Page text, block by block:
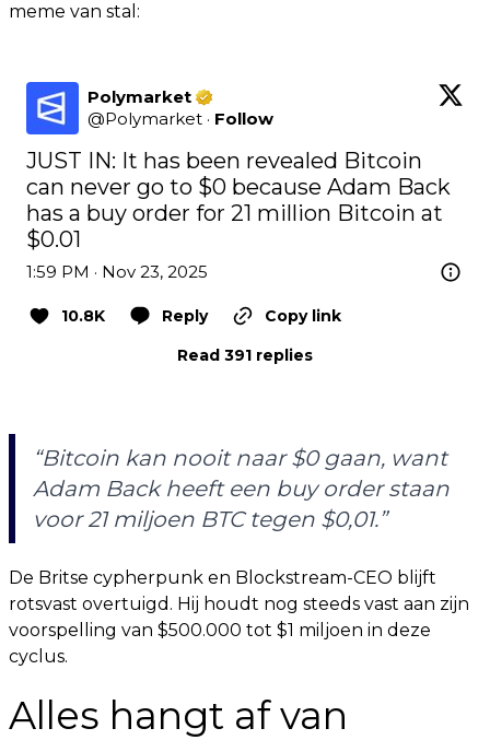
meme van stal:
Polymarket
@Polymarket · Follow
JUST IN: It has been revealed Bitcoin
can never go to $0 because Adam Back
has a buy order for 21 million Bitcoin at
$0.01
1:59 PM · Nov 23, 2025
10.8K Reply
Copy link
Read 391 replies
“Bitcoin kan nooit naar $0 gaan, want
Adam Back heeft een buy order staan
voor 21 miljoen BTC tegen $0,01.”
De Britse cypherpunk en Blockstream-CEO blijft
rotsvast overtuigd. Hij houdt nog steeds vast aan zijn
voorspelling van $500.000 tot $1 miljoen in deze
cyclus.
Alles hangt af van